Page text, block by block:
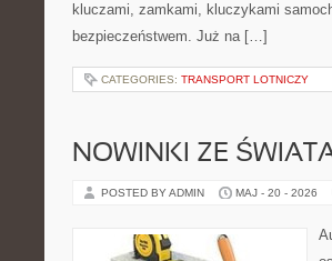
kluczami, zamkami, kluczykami
bezpieczeństwem. Już na […]
CATEGORIES: TRANSPORT LOTNICZY
NOWINKI ZE
POSTED BY ADMIN MAJ - 20 - 2026